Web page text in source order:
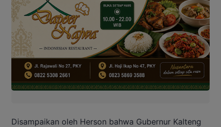
Disampaikan oleh Herson bahwa Gubernur Kalteng